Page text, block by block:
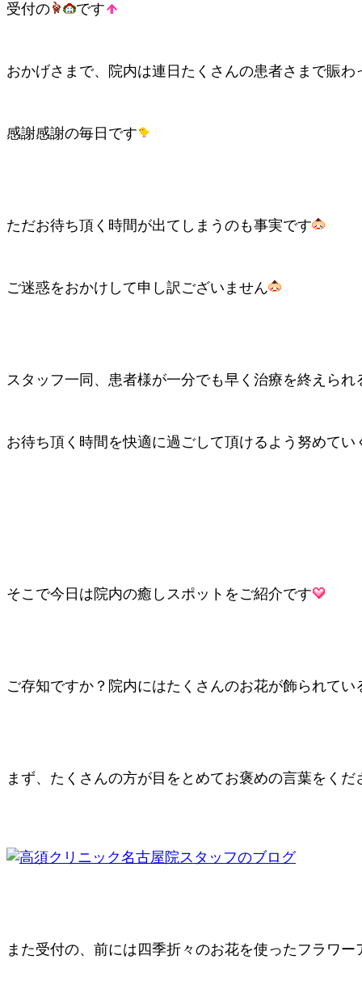
受付の です
おかげさまで、院内は連日たくさんの患者さまで賑わ
感謝感謝の毎日です
ただお待ち頂く時間が出てしまうのも事実です
ご迷惑をおかけして申し訳ございません
スタッフ一同、患者様が一分でも早く治療を終えられ
お待ち頂く時間を快適に過ごして頂けるよう努めてい
そこで今日は院内の癒しスポットをご紹介です
ご存知ですか？院内にはたくさんのお花が飾られてい
まず、たくさんの方が目をとめてお褒めの言葉をくだ
また受付の、前には四季折々のお花を使ったフラワー